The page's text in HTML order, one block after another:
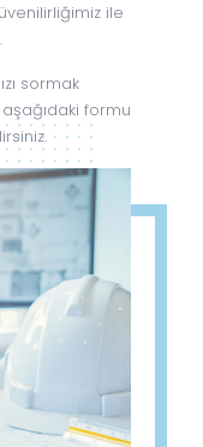
ile
sormak
formu